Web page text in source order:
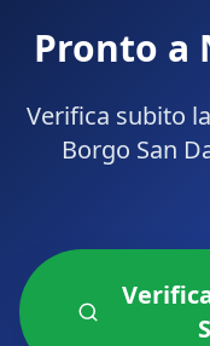
Pronto a
Verifica subito
Borgo San